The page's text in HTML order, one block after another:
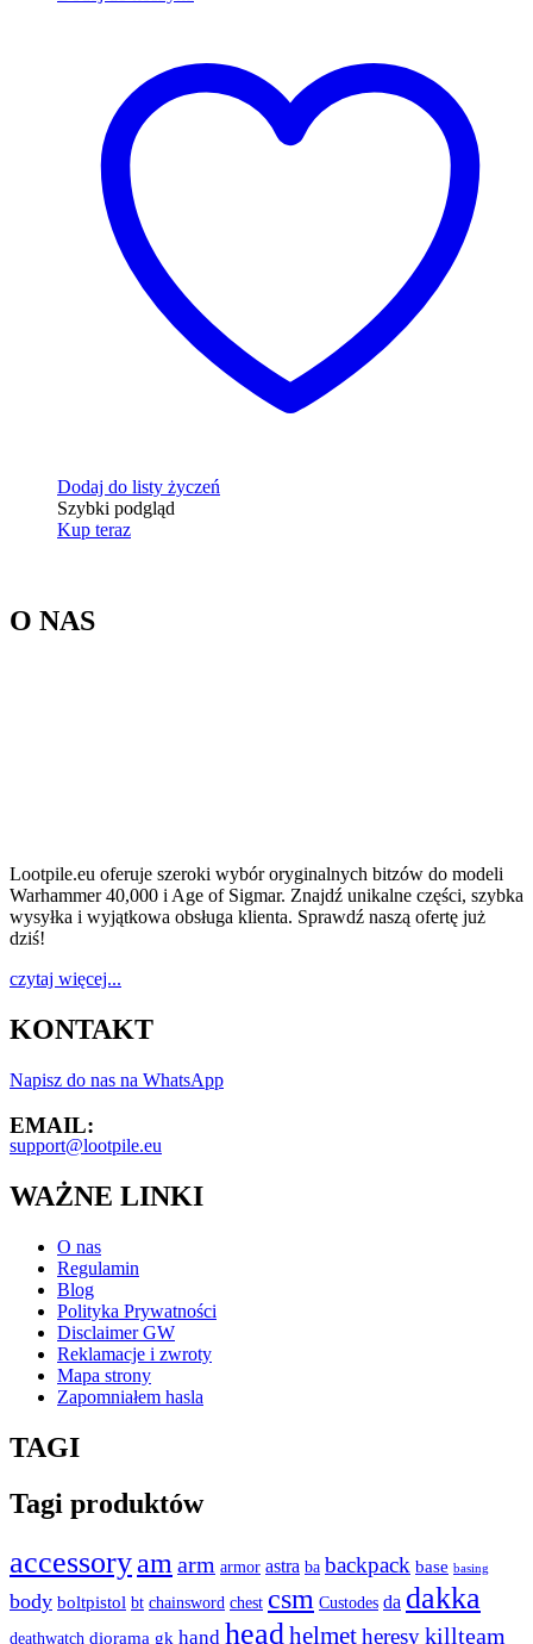
Dodaj do listy życzeń
Szybki podgląd
Kup teraz
O NAS
Lootpile.eu oferuje szeroki wybór oryginalnych bitzów do modeli
Warhammer 40,000 i Age of Sigmar. Znajdź unikalne części, szybka
wysyłka i wyjątkowa obsługa klienta. Sprawdź naszą ofertę już
dziś!
czytaj więcej...
KONTAKT
Napisz do nas na WhatsApp
EMAIL:
support@lootpile.eu
WAŻNE LINKI
O nas
Regulamin
Blog
Polityka Prywatności
Disclaimer GW
Reklamacje i zwroty
Mapa strony
Zapomniałem hasla
TAGI
Tagi produktów
accessoryam arm armor astra ba backpack base basing
body boltpistol bt chainsword chest csm Custodes da dakka
deathwatch diorama gk hand headhelmetheresykillteam